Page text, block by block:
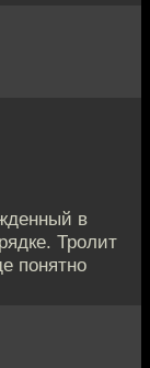
в
Тролит
понятно